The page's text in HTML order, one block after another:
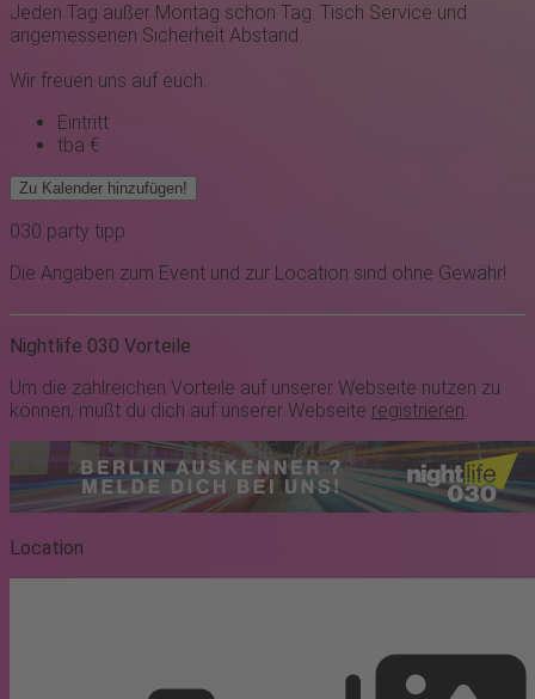
Jeden Tag außer Montag schon Tag. Tisch Service und
angemessenen Sicherheit Abstand.
Wir freuen uns auf euch.
Eintritt
tba €
Zu Kalender hinzufügen!
030 party tipp
Die Angaben zum Event und zur Location sind ohne Gewähr!
Nightlife 030 Vorteile
Um die zahlreichen Vorteile auf unserer Webseite nutzen zu
können, mußt du dich auf unserer Webseite registrieren.
Location